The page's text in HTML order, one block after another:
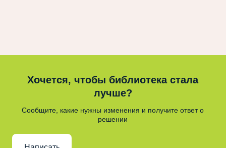
Хочется, чтобы библиотека стала
лучше?
Сообщите, какие нужны изменения и получите ответ о
решении